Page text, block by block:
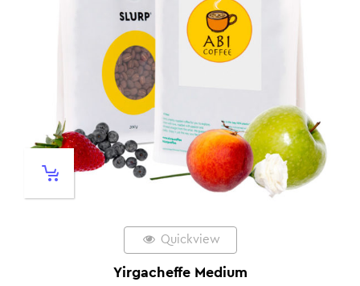
Quickview
Yirgacheffe Medium